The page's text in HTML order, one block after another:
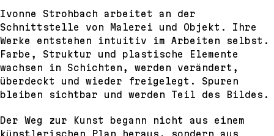
Ivonne Strohbach arbeitet an der
Schnittstelle von Malerei und Objekt. Ihre
Werke entstehen intuitiv im Arbeiten selbst.
Farbe, Struktur und plastische Elemente
wachsen in Schichten, werden verändert,
überdeckt und wieder freigelegt. Spuren
bleiben sichtbar und werden Teil des Bildes.
Der Weg zur Kunst begann nicht aus einem
künstlerischen Plan heraus, sondern aus